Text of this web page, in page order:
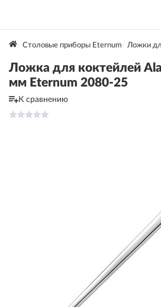
Столовые приборы Eternum Ложки
Ложка для коктейлей
мм Eternum 2080-25
К сравнению